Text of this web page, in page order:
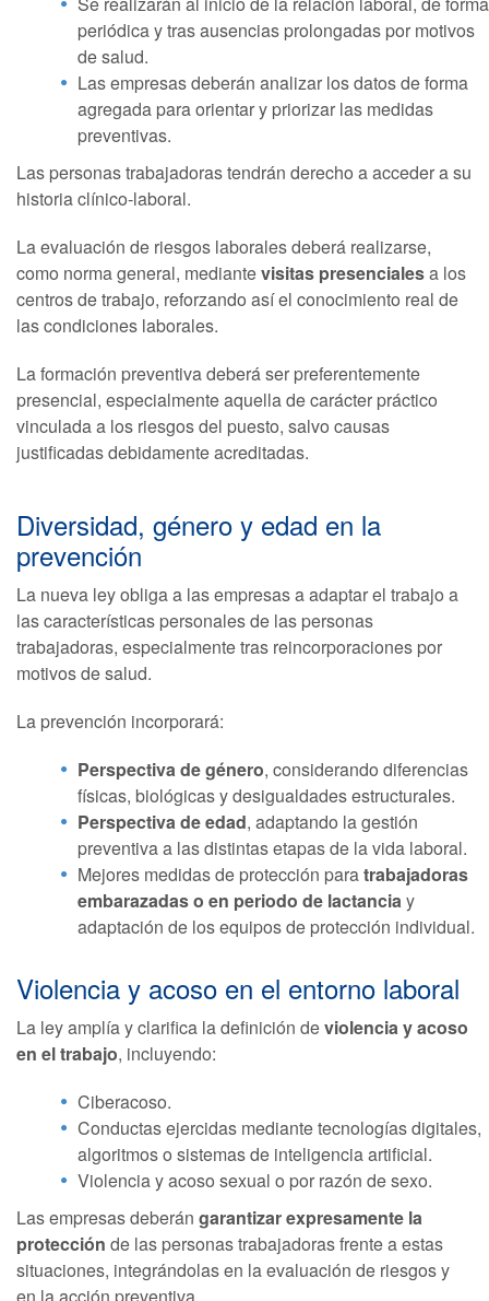
periódica y tras ausencias prolongadas por motivos
de salud.
Las empresas deberán analizar los datos de forma
agregada para orientar y priorizar las medidas
preventivas.
Las personas trabajadoras tendrán derecho a acceder a su
historia clínico‑laboral.
La evaluación de riesgos laborales deberá realizarse,
como norma general, mediantevisitas presencialesa los
centros de trabajo, reforzando así el conocimiento real de
las condiciones laborales.
La formación preventiva deberá ser preferentemente
presencial, especialmente aquella de carácter práctico
vinculada a los riesgos del puesto, salvo causas
justificadas debidamente acreditadas.
Diversidad, género y edad en la
prevención
La nueva ley obliga a las empresas a adaptar el trabajo a
las características personales de las personas
trabajadoras, especialmente tras reincorporaciones por
motivos de salud.
La prevención incorporará:
Perspectiva de género, considerando diferencias
físicas, biológicas y desigualdades estructurales.
Perspectiva de edad, adaptando la gestión
preventiva a las distintas etapas de la vida laboral.
Mejores medidas de protección paratrabajadoras
embarazadas o en periodo de lactanciay
adaptación de los equipos de protección individual.
Violencia y acoso en el entorno laboral
La ley amplía y clarifica la definición deviolencia y acoso
en el trabajo, incluyendo:
Ciberacoso.
Conductas ejercidas mediante tecnologías digitales,
algoritmos o sistemas de inteligencia artificial.
Violencia y acoso sexual o por razón de sexo.
Las empresas deberán garantizar expresamente la
protección de las personas trabajadoras frente a estas
situaciones, integrándolas en la evaluación de riesgos y